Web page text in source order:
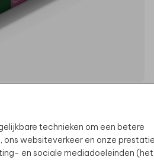
technieken om een betere
ons websiteverkeer en onze
en sociale mediadoeleinden (het